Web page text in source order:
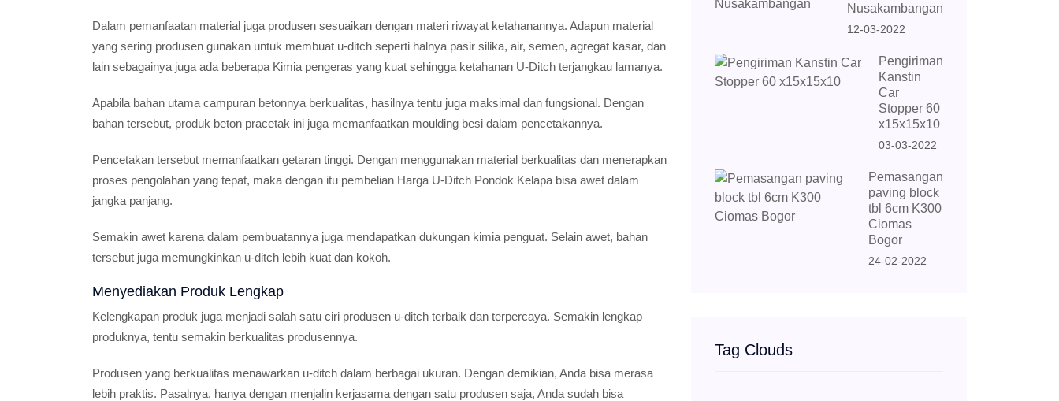
Dalam pemanfaatan material juga produsen sesuaikan dengan materi riwayat ketahanannya. Adapun material
yang sering produsen gunakan untuk membuat u-ditch seperti halnya pasir silika, air, semen, agregat kasar, dan
lain sebagainya juga ada beberapa Kimia pengeras yang kuat sehingga ketahanan U-Ditch terjangkau lamanya.
Apabila bahan utama campuran betonnya berkualitas, hasilnya tentu juga maksimal dan fungsional. Dengan
bahan tersebut, produk beton pracetak ini juga memanfaatkan moulding besi dalam pencetakannya.
Pencetakan tersebut memanfaatkan getaran tinggi. Dengan menggunakan material berkualitas dan menerapkan
proses pengolahan yang tepat, maka dengan itu pembelian Harga U-Ditch Pondok Kelapa bisa awet dalam
jangka panjang.
Semakin awet karena dalam pembuatannya juga mendapatkan dukungan kimia penguat. Selain awet, bahan
tersebut juga memungkinkan u-ditch lebih kuat dan kokoh.
Menyediakan Produk Lengkap
Kelengkapan produk juga menjadi salah satu ciri produsen u-ditch terbaik dan terpercaya. Semakin lengkap
produknya, tentu semakin berkualitas produsennya.
Produsen yang berkualitas menawarkan u-ditch dalam berbagai ukuran. Dengan demikian, Anda bisa merasa
lebih praktis. Pasalnya, hanya dengan menjalin kerjasama dengan satu produsen saja, Anda sudah bisa
Nusakambangan
12-03-2022
Pengiriman
Kanstin
Car
Stopper 60
x15x15x10
03-03-2022
Pemasangan
paving block
tbl 6cm K300
Ciomas
Bogor
24-02-2022
Tag Clouds